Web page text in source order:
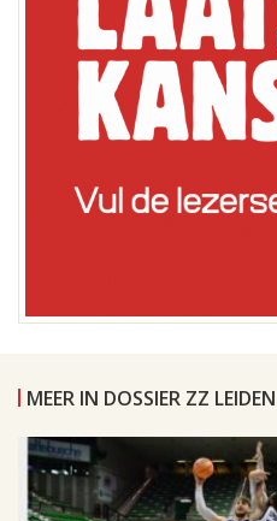
MEER IN DOSSIER ZZ LEIDEN